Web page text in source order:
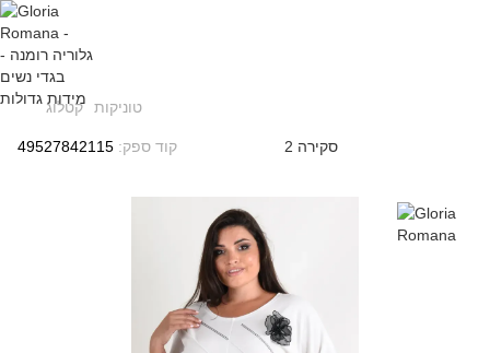
קטלוג טוניקות
קוד ספק: 2 סקירה